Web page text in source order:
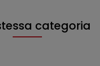
categoria